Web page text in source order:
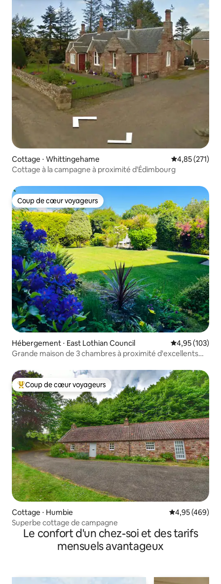
Cottage ⋅ Whittingehame Évaluation
4,85 (271)
Cottage à la campagne à proximité d'Édimbourg
Coup de cœur voyageurs
Coup de cœur voyageurs
Hébergement ⋅ East Lothian Council Évaluation
4,95 (103)
Grande maison de 3 chambres à proximité d'excellents
Coups de cœur voyageurs les plus appréciés
Coup de cœur voyageurs
Cottage ⋅ Humbie Évaluation
4,95 (469)
Superbe cottage de campagne
Le confort d'un chez-soi et des tarifs
mensuels avantageux